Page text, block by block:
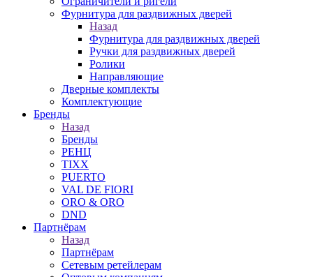
Фурнитура для раздвижных дверей
Назад
Фурнитура для раздвижных дверей
Ручки для раздвижных дверей
Ролики
Направляющие
Дверные комплекты
Комплектующие
Бренды
Назад
Бренды
РЕНЦ
TIXX
PUERTO
VAL DE FIORI
ORO & ORO
DND
Партнёрам
Назад
Партнёрам
Сетевым ретейлерам